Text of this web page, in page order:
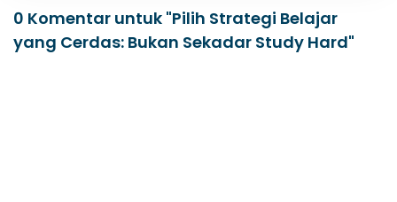
0 Komentar untuk "Pilih Strategi Belajar
yang Cerdas: Bukan Sekadar Study Hard"